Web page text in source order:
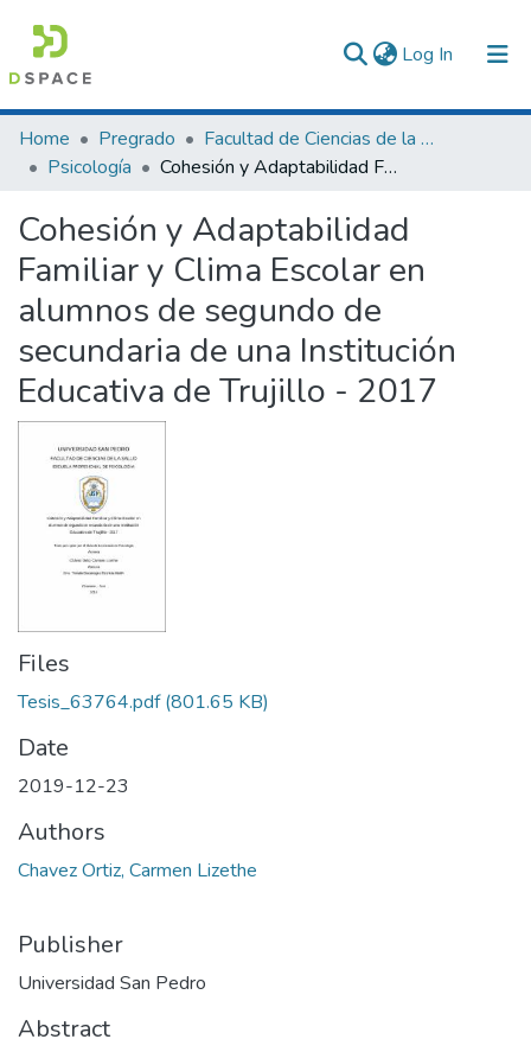
Log In (current)
Communities & Collections
All of DSpace
Statistics
Home Pregrado
Facultad de Ciencias de la Salud
Psicología
Cohesión y Adaptabilidad Familiar y Clima Escolar en alumnos de segundo de secundaria de una Institución Educativa de Trujillo - 2017
Cohesión y Adaptabilidad
Familiar y Clima Escolar en
alumnos de segundo de
secundaria de una Institución
Educativa de Trujillo - 2017
Files
Tesis_63764.pdf(801.65 KB)
Date
2019-12-23
Authors
Chavez Ortiz, Carmen Lizethe
Publisher
Universidad San Pedro
Abstract